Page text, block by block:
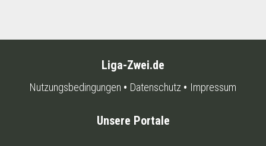
Liga-Zwei.de
Nutzungsbedingungen Datenschutz Impressum
Unsere Portale